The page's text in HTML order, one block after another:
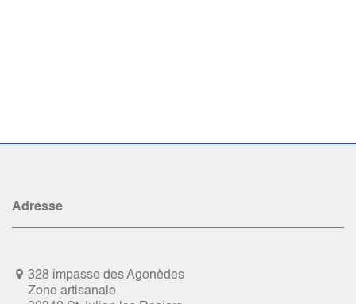
Adresse
328 impasse des Agonèdes
Zone artisanale